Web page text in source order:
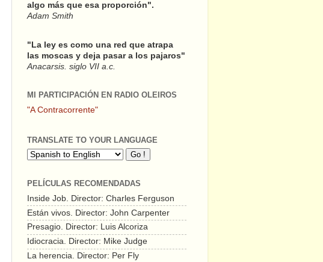
algo más que esa proporción".
Adam Smith
"La ley es como una red que atrapa
las moscas y deja pasar a los pajaros"
Anacarsis. siglo VII a.c.
MI PARTICIPACIÓN EN RADIO OLEIROS
"A Contracorrente"
TRANSLATE TO YOUR LANGUAGE
PELÍCULAS RECOMENDADAS
Inside Job. Director: Charles Ferguson
Están vivos. Director: John Carpenter
Presagio. Director: Luis Alcoriza
Idiocracia. Director: Mike Judge
La herencia. Director: Per Fly